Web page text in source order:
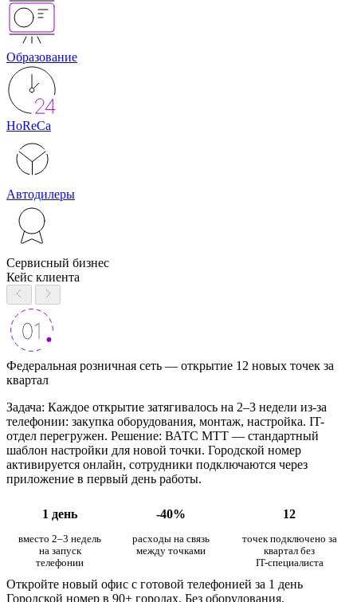
Образование
HoReCa
Автодилеры
Сервисный бизнес
Кейс клиента
Федеральная розничная сеть — открытие 12 новых точек за
квартал
Задача: Каждое открытие затягивалось на 2–3 недели из-за
телефонии: закупка оборудования, монтаж, настройка. IT-
отдел перегружен. Решение: ВАТС МТТ — стандартный
шаблон настройки для новой точки. Городской номер
активируется онлайн, сотрудники подключаются через
приложение в первый день работы.
1 день -40% 12
вместо 2–3 недель
на запуск
телефонии
расходы на связь
между точками
точек подключено за
квартал без
IT-специалиста
Откройте новый офис с готовой телефонией за 1 день
Городской номер в 90+ городах. Без оборудования.